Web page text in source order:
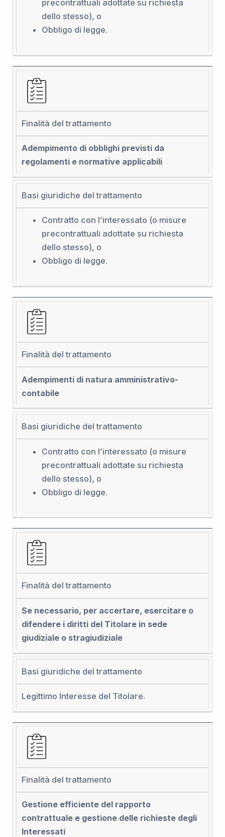
precontrattuali adottate su richiesta
dello stesso), o
Obbligo di legge.
Finalità del trattamento
Adempimento di obblighi previsti da
regolamenti e normative applicabili
Basi giuridiche del trattamento
Contratto con l’interessato (o misure
precontrattuali adottate su richiesta
dello stesso), o
Obbligo di legge.
Finalità del trattamento
Adempimenti di natura amministrativo-
contabile
Basi giuridiche del trattamento
Contratto con l’interessato (o misure
precontrattuali adottate su richiesta
dello stesso), o
Obbligo di legge.
Finalità del trattamento
Se necessario, per accertare, esercitare o
difendere i diritti del Titolare in sede
giudiziale o stragiudiziale
Basi giuridiche del trattamento
Legittimo Interesse del Titolare.
Finalità del trattamento
Gestione efficiente del rapporto
contrattuale e gestione delle richieste degli
Interessati